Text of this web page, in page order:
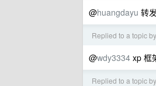
@huangdayu 转
Replied to a topic by
@wdy3334 xp 框
Replied to a topic by